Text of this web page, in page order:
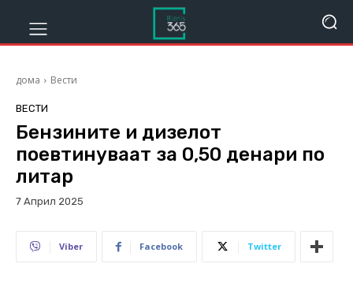
дома Вести
ВЕСТИ
Бензините и дизелот
поевтинуваат за 0,50 денари по
литар
7 Април 2025
Viber Facebook Twitter